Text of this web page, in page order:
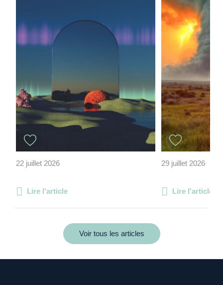
22 juillet 2026
Lire l'article
29 juillet 2026
Lire l'article
Voir tous les articles